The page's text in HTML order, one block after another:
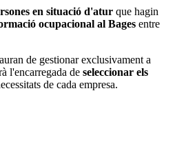
en situació d'atur que hagin
ocupacional al Bages entre
de gestionar exclusivament a
l'encarregada de seleccionar els
de cada empresa.